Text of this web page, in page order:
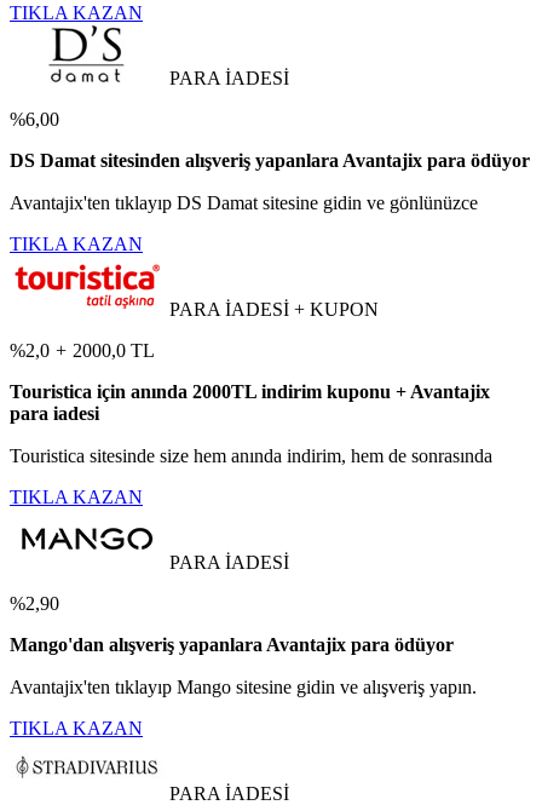
TIKLA KAZAN
PARA İADESİ
%6,00
DS Damat sitesinden alışveriş yapanlara Avantajix para ödüyor
Avantajix'ten tıklayıp DS Damat sitesine gidin ve gönlünüzce
TIKLA KAZAN
PARA İADESİ + KUPON
%2,0 + 2000,0 TL
Touristica için anında 2000TL indirim kuponu + Avantajix
para iadesi
Touristica sitesinde size hem anında indirim, hem de sonrasında
TIKLA KAZAN
PARA İADESİ
%2,90
Mango'dan alışveriş yapanlara Avantajix para ödüyor
Avantajix'ten tıklayıp Mango sitesine gidin ve alışveriş yapın.
TIKLA KAZAN
PARA İADESİ